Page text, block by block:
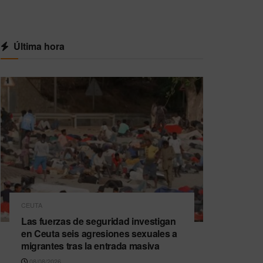
Última hora
CEUTA
Las fuerzas de seguridad investigan
en Ceuta seis agresiones sexuales a
migrantes tras la entrada masiva